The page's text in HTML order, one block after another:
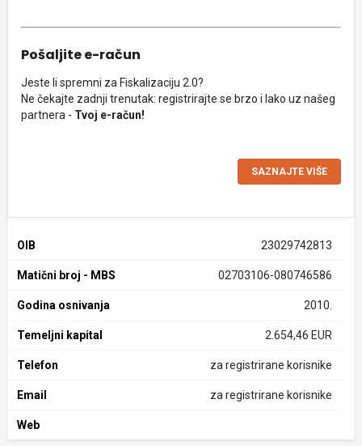
Pošaljite e-račun
Jeste li spremni za Fiskalizaciju 2.0?
Ne čekajte zadnji trenutak: registrirajte se brzo i lako uz našeg
partnera - Tvoj e-račun!
SAZNAJTE VIŠE
OIB 23029742813
Matični broj - MBS 02703106-080746586
Godina osnivanja 2010.
Temeljni kapital 2.654,46 EUR
Telefon za registrirane korisnike
Email za registrirane korisnike
Web